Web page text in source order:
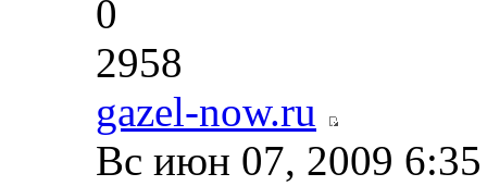
0
2958
gazel-now.ru
Вс июн 07, 2009